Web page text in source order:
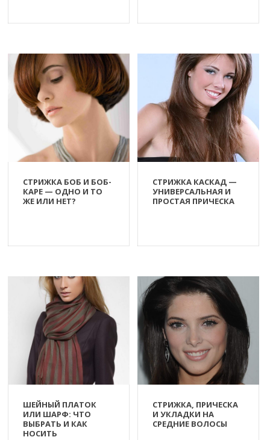
СТРИЖКА БОБ И БОБ-
КАРЕ — ОДНО И ТО
ЖЕ ИЛИ НЕТ?
СТРИЖКА КАСКАД —
УНИВЕРСАЛЬНАЯ И
ПРОСТАЯ ПРИЧЕСКА
ШЕЙНЫЙ ПЛАТОК
ИЛИ ШАРФ: ЧТО
ВЫБРАТЬ И КАК
НОСИТЬ
СТРИЖКА, ПРИЧЕСКА
И УКЛАДКИ НА
СРЕДНИЕ ВОЛОСЫ